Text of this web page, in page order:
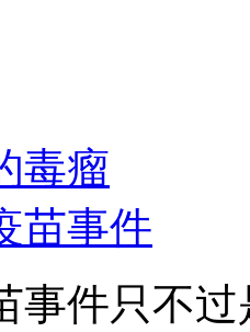
毒瘤
事件
事件只不